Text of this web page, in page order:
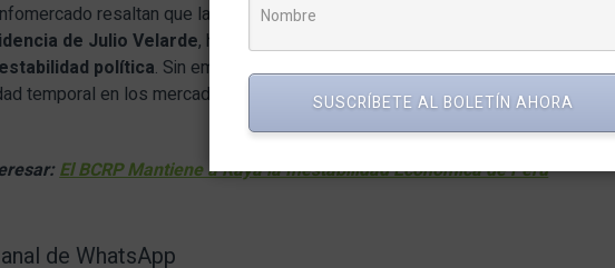
resaltan que la autonomía yla gestión técnica del Banco
de Julio Velarde, han sido claves para mantener la estabilidad
política. Sin embargo, advierten que una eventual salida de Velarde
temporal en los mercados.
El BCRP Mantiene a Raya la Inestabilidad Económica de Perú
de WhatsApp
SUSCRÍBETE AL BOLETÍN AHORA